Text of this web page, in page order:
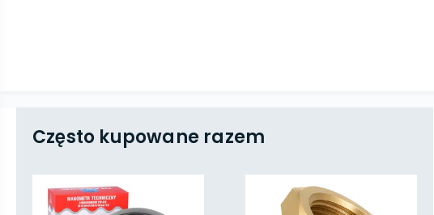
Często kupowane razem